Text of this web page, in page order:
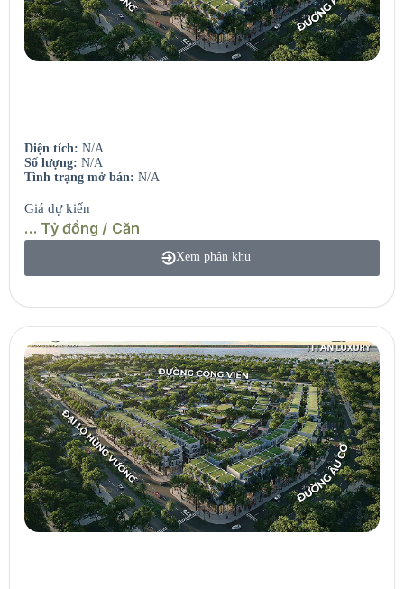
Diện tích: N/A
Số lượng: N/A
Tình trạng mở bán: N/A
Giá dự kiến
… Tỷ đồng / Căn
Xem phân khu